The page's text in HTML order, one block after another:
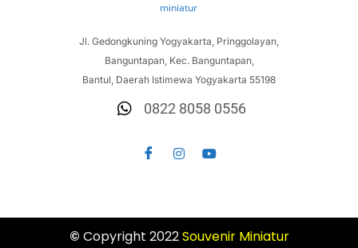
Jl. Gedongkuning Yogyakarta, Pringgolayan,
Banguntapan, Kec. Banguntapan,
Bantul, Daerah Istimewa Yogyakarta 55198
0822 8058 0556
© Copyright 2022Souvenir Miniatur